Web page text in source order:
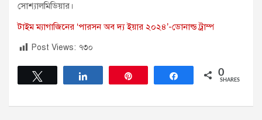
সোশ্যালমিডিয়ার।
টাইম ম্যাগাজিনের ‘পারসন অব দ্য ইয়ার ২০২৪’-ডোনাল্ড ট্রাম্প
Post Views: ৭৩০
Share 0
SHARES